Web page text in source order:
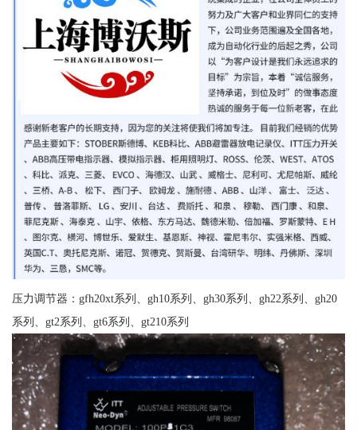
压力调节器：gfh20xt系列、gh10系列、gh30系列、gh22系列、gh20
系列、gt2系列、gt6系列、gt210系列